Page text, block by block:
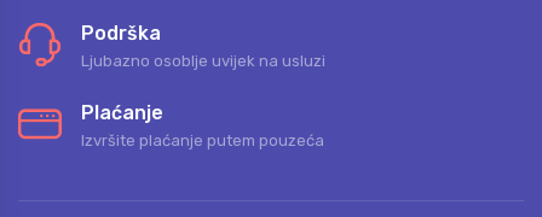
Podrška
Ljubazno osoblje uvijek na usluzi
Plaćanje
Izvršite plaćanje putem pouzeća